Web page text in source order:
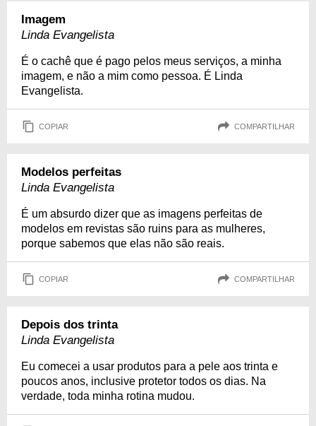
Imagem
Linda Evangelista
É o cachê que é pago pelos meus serviços, a minha
imagem, e não a mim como pessoa. É Linda
Evangelista.
COPIAR COMPARTILHAR
Modelos perfeitas
Linda Evangelista
É um absurdo dizer que as imagens perfeitas de
modelos em revistas são ruins para as mulheres,
porque sabemos que elas não são reais.
COPIAR COMPARTILHAR
Depois dos trinta
Linda Evangelista
Eu comecei a usar produtos para a pele aos trinta e
poucos anos, inclusive protetor todos os dias. Na
verdade, toda minha rotina mudou.